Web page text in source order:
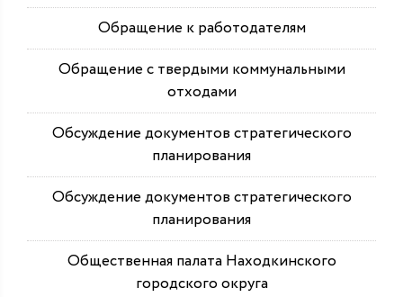
Обращение к работодателям
Обращение с твердыми коммунальными
отходами
Обсуждение документов стратегического
планирования
Обсуждение документов стратегического
планирования
Общественная палата Находкинского
городского округа